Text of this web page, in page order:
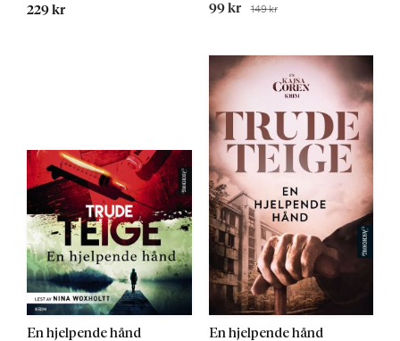
229 kr Tilbudspris
99 kr Før
149 kr
En hjelpende hånd En hjelpende hånd